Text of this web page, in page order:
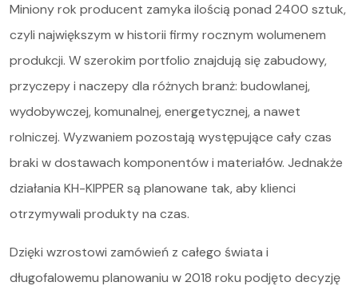
Oferta
Serwis i części
O nas
Kariera
Kontakt
STOCK
Miniony rok producent zamyka ilością ponad 2400 sztuk,
czyli największym w historii firmy rocznym wolumenem
produkcji. W szerokim portfolio znajdują się zabudowy,
przyczepy i naczepy dla różnych branż: budowlanej,
wydobywczej, komunalnej, energetycznej, a nawet
rolniczej. Wyzwaniem pozostają występujące cały czas
braki w dostawach komponentów i materiałów. Jednakże
działania KH-KIPPER są planowane tak, aby klienci
otrzymywali produkty na czas.
Dzięki wzrostowi zamówień z całego świata i
długofalowemu planowaniu w 2018 roku podjęto decyzję